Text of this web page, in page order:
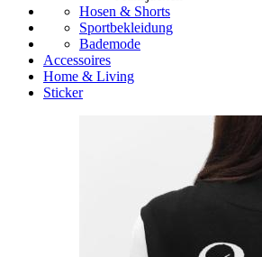
Hosen & Shorts
Sportbekleidung
Bademode
Accessoires
Home & Living
Sticker